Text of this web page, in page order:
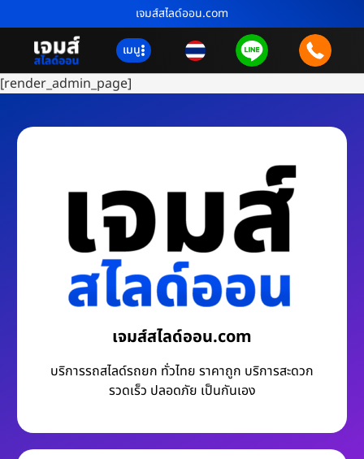
เจมส์สไลด์ออน.com
เมนู
[render_admin_page]
เจมส์สไลด์ออน.com
บริการรถสไลด์รถยก ทั่วไทย ราคาถูก บริการสะดวก
รวดเร็ว ปลอดภัย เป็นกันเอง